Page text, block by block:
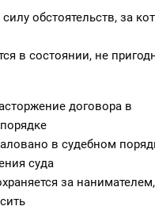
обстоятельств, за
в состоянии, не
договора в
в судебном
суда
за